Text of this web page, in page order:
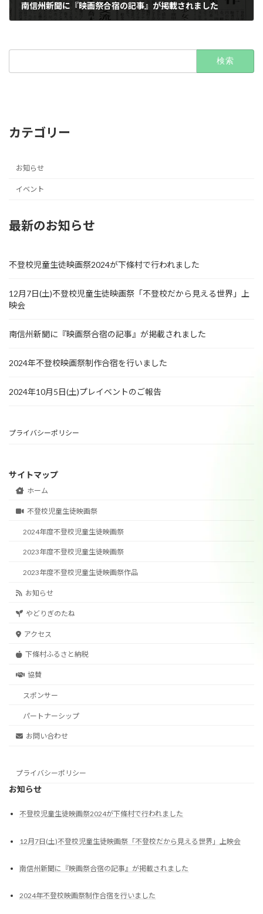
南信州新聞に『映画祭合宿の記事』が掲載されました
カテゴリー
お知らせ
イベント
最新のお知らせ
不登校児童生徒映画祭2024が下條村で行われました
12月7日(土)不登校児童生徒映画祭「不登校だから見える世界」上
映会
南信州新聞に『映画祭合宿の記事』が掲載されました
2024年不登校映画祭制作合宿を行いました
2024年10月5日(土)プレイベントのご報告
プライバシーポリシー
サイトマップ
ホーム
不登校児童生徒映画祭
2024年度不登校児童生徒映画祭
2023年度不登校児童生徒映画祭
2023年度不登校児童生徒映画祭作品
お知らせ
やどりぎのたね
アクセス
下條村ふるさと納税
協賛
スポンサー
パートナーシップ
お問い合わせ
プライバシーポリシー
お知らせ
不登校児童生徒映画祭2024が下條村で行われました
12月7日(土)不登校児童生徒映画祭「不登校だから見える世界」上映会
南信州新聞に『映画祭合宿の記事』が掲載されました
2024年不登校映画祭制作合宿を行いました